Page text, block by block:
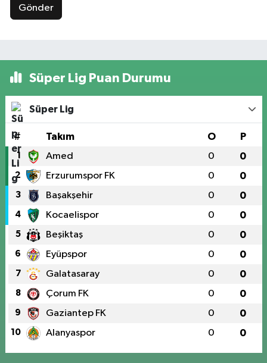
Gönder
Süper Lig Puan Durumu
Süper Lig
# Takım O P
1 Amed 0 0
2 Erzurumspor FK 0 0
3 Başakşehir 0 0
4 Kocaelispor 0 0
5 Beşiktaş 0 0
6 Eyüpspor 0 0
7 Galatasaray 0 0
8 Çorum FK 0 0
9 Gaziantep FK 0 0
10 Alanyaspor 0 0